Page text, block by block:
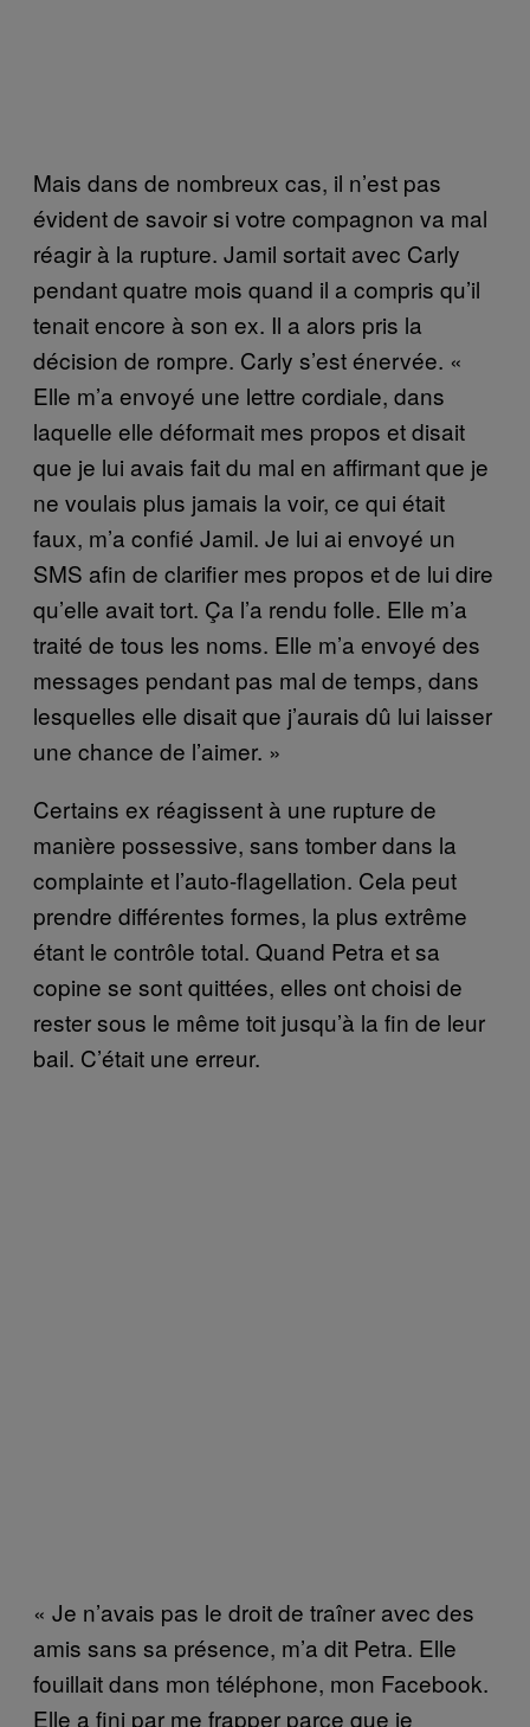
Mais dans de nombreux cas, il n’est pas
évident de savoir si votre compagnon va mal
réagir à la rupture. Jamil sortait avec Carly
pendant quatre mois quand il a compris qu’il
tenait encore à son ex. Il a alors pris la
décision de rompre. Carly s’est énervée. «
Elle m’a envoyé une lettre cordiale, dans
laquelle elle déformait mes propos et disait
que je lui avais fait du mal en affirmant que je
ne voulais plus jamais la voir, ce qui était
faux, m’a confié Jamil. Je lui ai envoyé un
SMS afin de clarifier mes propos et de lui dire
qu’elle avait tort. Ça l’a rendu folle. Elle m’a
traité de tous les noms. Elle m’a envoyé des
messages pendant pas mal de temps, dans
lesquelles elle disait que j’aurais dû lui laisser
une chance de l’aimer. »
Certains ex réagissent à une rupture de
manière possessive, sans tomber dans la
complainte et l’auto-flagellation. Cela peut
prendre différentes formes, la plus extrême
étant le contrôle total. Quand Petra et sa
copine se sont quittées, elles ont choisi de
rester sous le même toit jusqu’à la fin de leur
bail. C’était une erreur.
« Je n’avais pas le droit de traîner avec des
amis sans sa présence, m’a dit Petra. Elle
fouillait dans mon téléphone, mon Facebook.
Elle a fini par me frapper parce que je